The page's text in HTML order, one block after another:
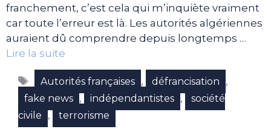
franchement, c’est cela qui m’inquiète vraiment
car toute l’erreur est là. Les autorités algériennes
auraient dû comprendre depuis longtemps …
Lire la suite
Étiquettes
Autorités françaises , défrancisation ,
fake news , indépendantistes ,
société
civile
, terrorisme